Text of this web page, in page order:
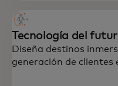
Tecnología del
Diseña destinos
generación de clientes